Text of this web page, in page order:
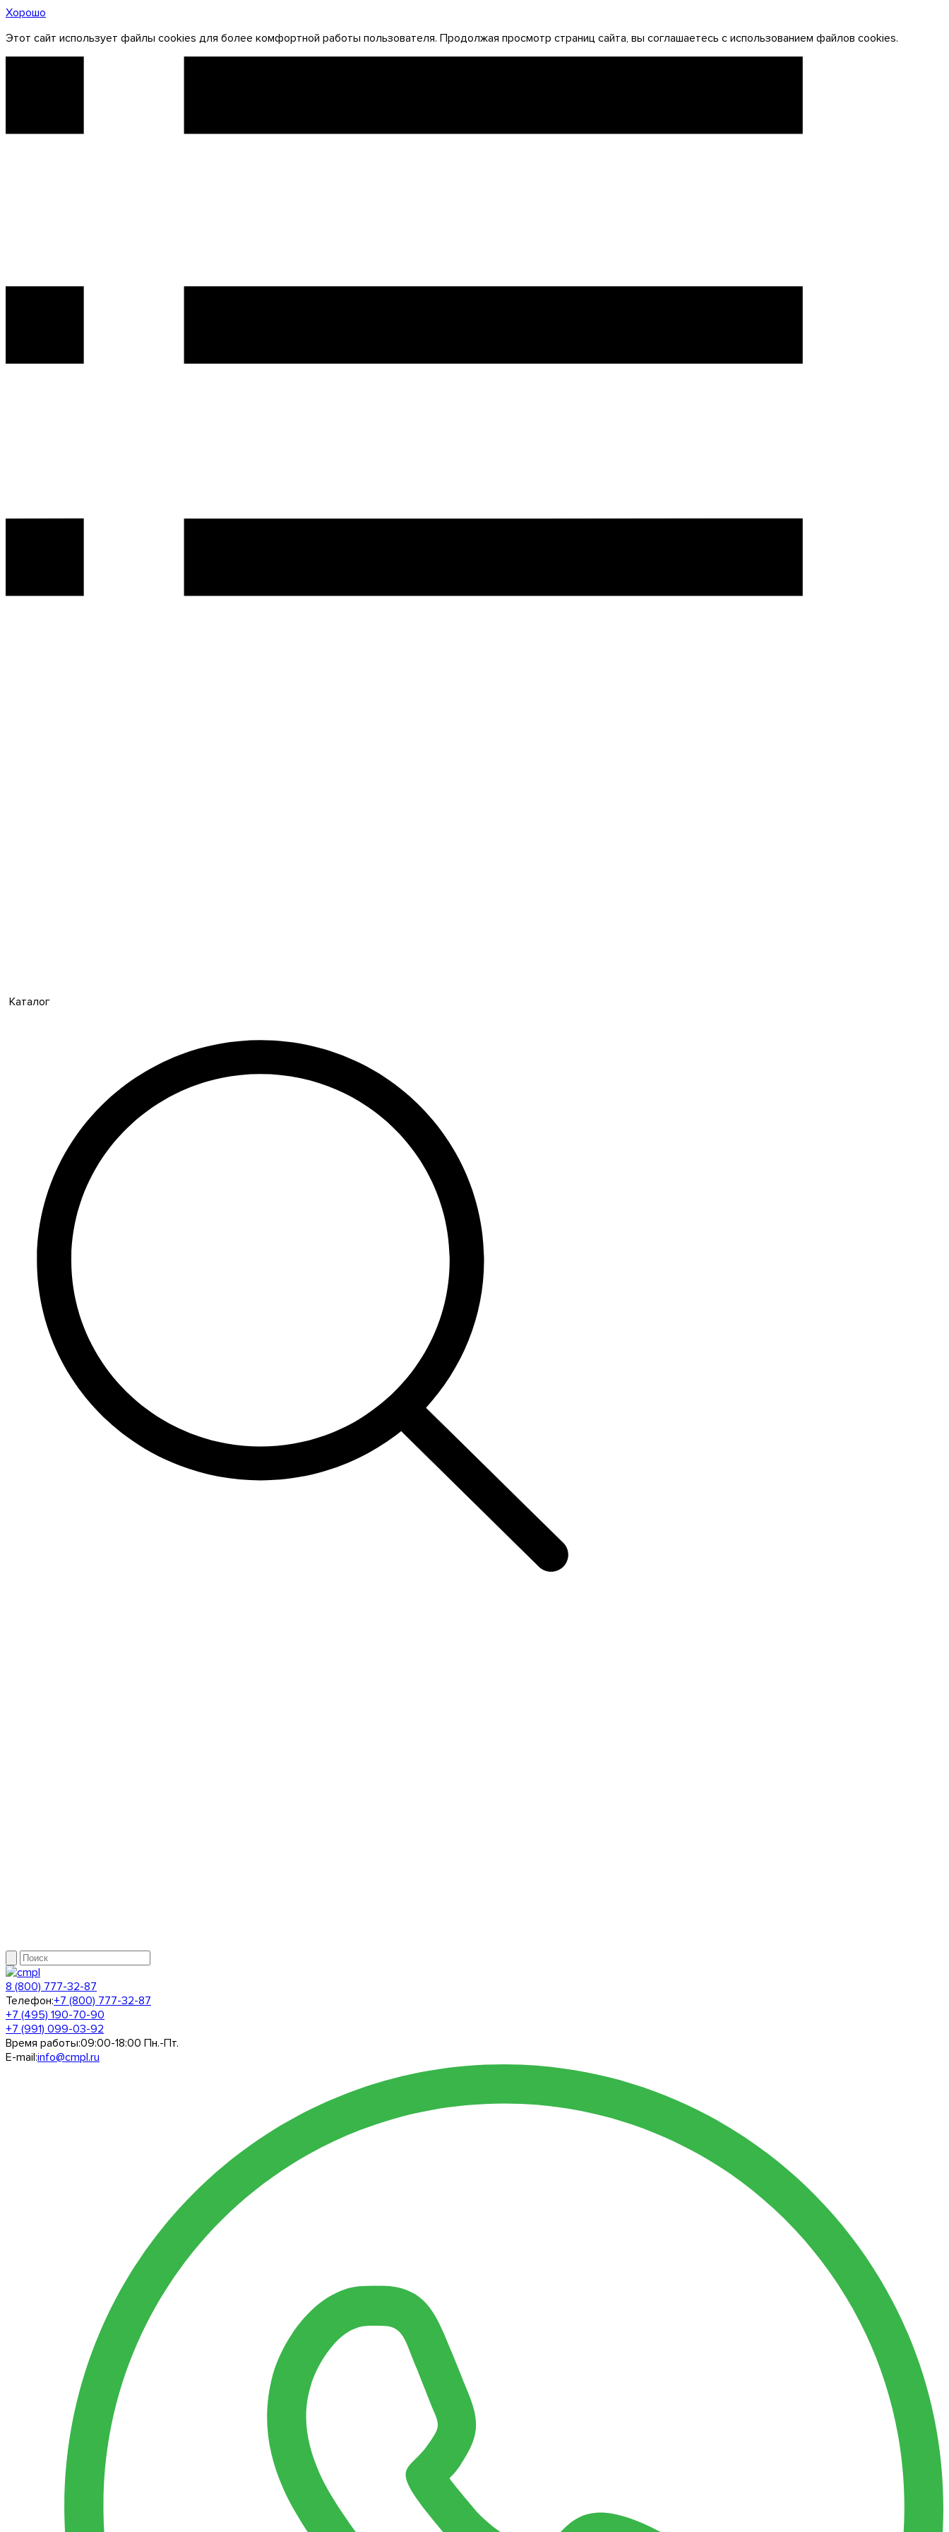
Хорошо
Этот сайт использует файлы cookies для более комфортной работы пользователя. Продолжая просмотр страниц сайта, вы соглашаетесь с использованием файлов cookies.
Каталог
8 (800) 777-32-87
Телефон:+7 (800) 777-32-87
+7 (495) 190-70-90
+7 (991) 099-03-92
Время работы:09:00-18:00 Пн.-Пт.
E-mail:info@cmpl.ru